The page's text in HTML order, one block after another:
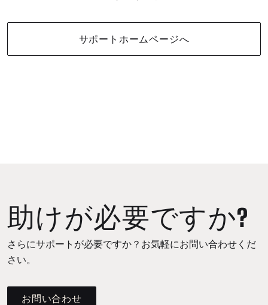
サポートホームページへ
助けが必要ですか?
さらにサポートが必要ですか？お気軽にお問い合わせくだ
さい。
お問い合わせ